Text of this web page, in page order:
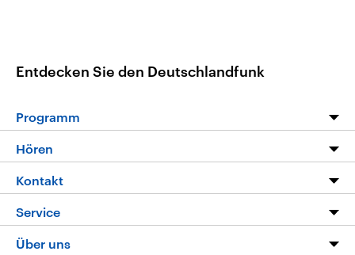
Entdecken Sie den Deutschlandfunk
Programm
Programm
Die Nachrichten
Nachrichtenleicht
Neue Beiträge auf dlf.de
Hören
Livestream
Podcasts
Deutschlandfunk App
Kontakt
Hörerservice
Service
FAQ
Über uns